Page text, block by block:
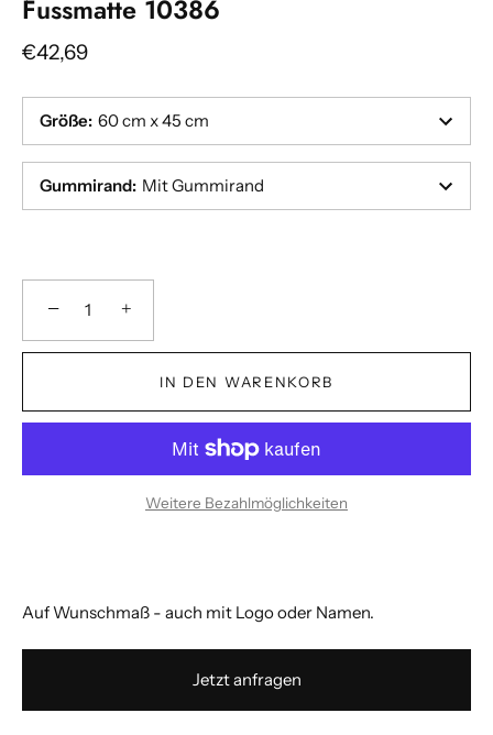
Fussmatte 10386
€42,69
Größe: 60 cm x 45 cm
Gummirand: Mit Gummirand
− +
IN DEN WARENKORB
Weitere Bezahlmöglichkeiten
Auf Wunschmaß - auch mit Logo oder Namen.
Jetzt anfragen